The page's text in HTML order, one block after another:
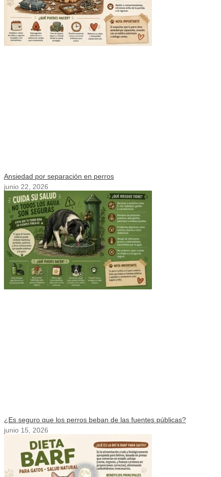
Ansiedad por separación en perros
junio 22, 2026
¿Es seguro que los perros beban de las fuentes públicas?
junio 15, 2026